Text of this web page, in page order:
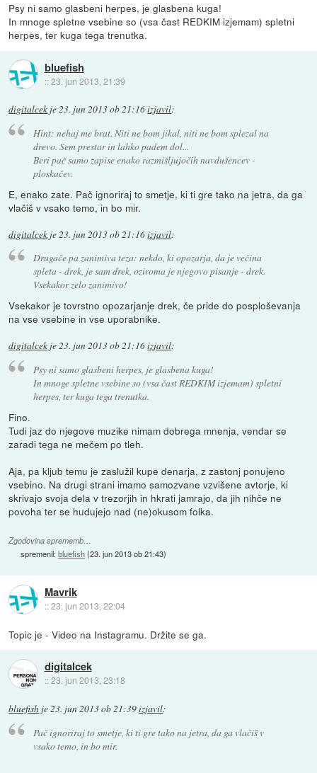
Psy ni samo glasbeni herpes, je glasbena kuga!
In mnoge spletne vsebine so (vsa čast REDKIM izjemam) spletni
herpes, ter kuga tega trenutka.
bluefish
::23. jun 2013, 21:39
digitalcek je23. jun 2013 ob 21:16izjavil:
Hint: nehaj me brat. Niti ne bom jikal, niti ne bom splezal na
drevo. Sem prestar in lahko padem dol...
Beri pač samo zapise enako razmišljujočih navdušencev -
ploskačev.
E, enako zate. Pač ignoriraj to smetje, ki ti gre tako na jetra, da ga
vlačiš v vsako temo, in bo mir.
digitalcek je23. jun 2013 ob 21:16izjavil:
Drugače pa zanimiva teza: nekdo, ki opozarja, da je večina
spleta - drek, je sam drek, oziroma je njegovo pisanje - drek.
Vsekakor zelo zanimivo!
Vsekakor je tovrstno opozarjanje drek, če pride do posploševanja
na vse vsebine in vse uporabnike.
digitalcek je23. jun 2013 ob 21:16izjavil:
Psy ni samo glasbeni herpes, je glasbena kuga!
In mnoge spletne vsebine so (vsa čast REDKIM izjemam) spletni
herpes, ter kuga tega trenutka.
Fino.
Tudi jaz do njegove muzike nimam dobrega mnenja, vendar se
zaradi tega ne mečem po tleh.
Aja, pa kljub temu je zaslužil kupe denarja, z zastonj ponujeno
vsebino. Na drugi strani imamo samozvane vzvišene avtorje, ki
skrivajo svoja dela v trezorjih in hkrati jamrajo, da jih nihče ne
povoha ter se hudujejo nad (ne)okusom folka.
Zgodovina sprememb…
spremenil:bluefish(23. jun 2013 ob 21:43)
Mavrik
::23. jun 2013, 22:04
Topic je - Video na Instagramu. Držite se ga.
digitalcek
::23. jun 2013, 23:18
bluefish je23. jun 2013 ob 21:39izjavil:
Pač ignoriraj to smetje, ki ti gre tako na jetra, da ga vlačiš v
vsako temo, in bo mir.